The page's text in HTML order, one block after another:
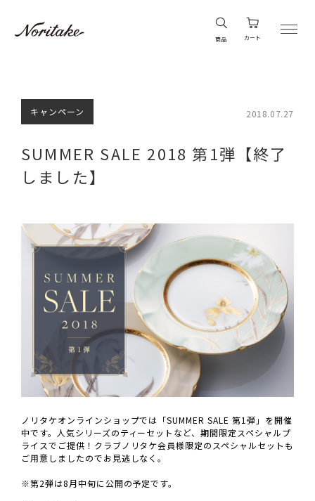
商品 カート
キャンペーン 2018.07.27
SUMMER SALE 2018 第1弾【終了
しました】
ノリタケオンラインショップでは「SUMMER SALE 第1弾」を開催
中です。人気シリーズのティーセットなど、期間限定スペシャルプ
ライスでご提供！クラブノリタケ会員様限定のスペシャルセットも
ご用意しましたのでお見逃しなく。
※第2弾は8月中旬に公開の予定です。